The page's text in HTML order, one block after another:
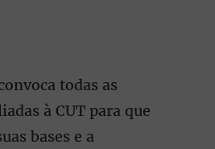
todas as
à CUT para que
bases e a